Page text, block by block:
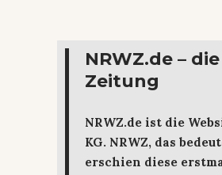
NRWZ.de –
Zeitung
NRWZ.de ist die
KG. NRWZ, das
erschien diese